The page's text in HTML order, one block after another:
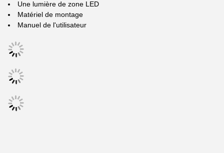
Une lumière de zone LED
Matériel de montage
Manuel de l'utilisateur